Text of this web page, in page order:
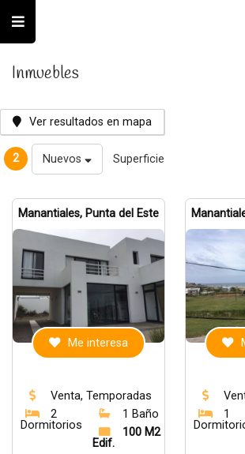
Recordar datos
INGRESAR
Olvidé mi clave
Inmuebles
Ver resultados en mapa
2 Nuevos Superficie
Manantiales, Punta del Este
Me interesa
Venta, Temporadas
2
Dormitorios
1 Baño
100 M2
Edif.
1